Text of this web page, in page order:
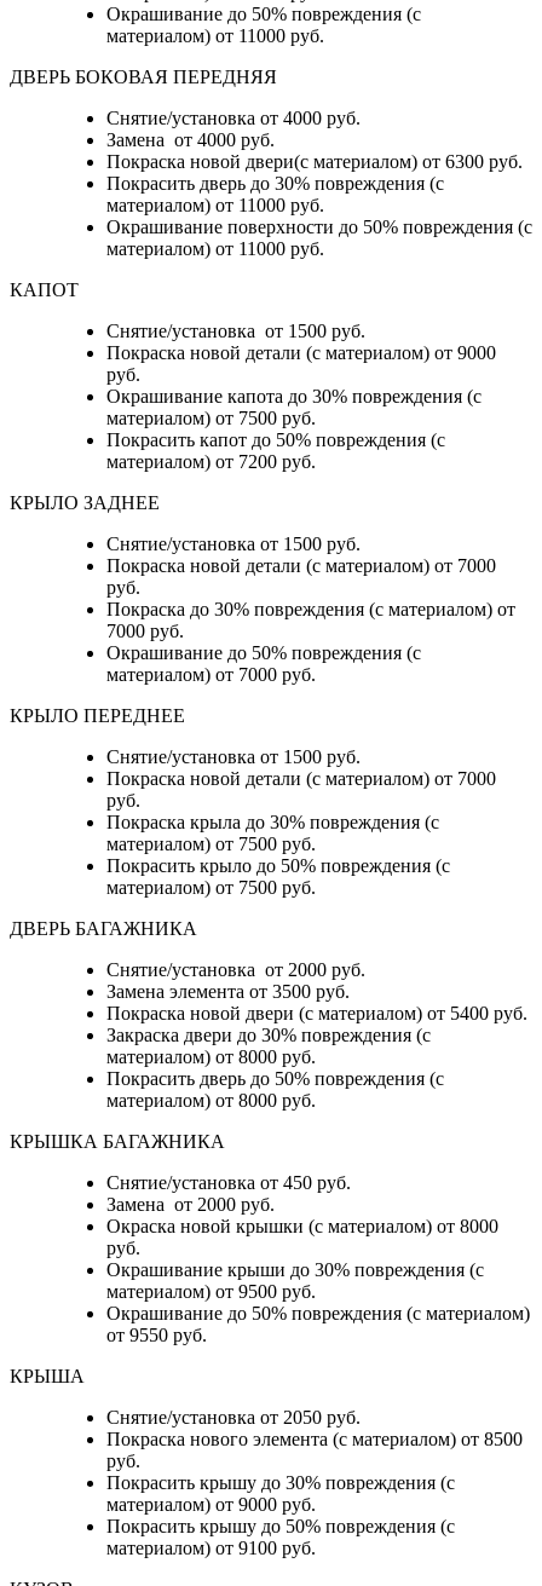
Окрашивание до 50% повреждения (с
материалом) от 11000 руб.
ДВЕРЬ БОКОВАЯ ПЕРЕДНЯЯ
Снятие/установка от 4000 руб.
Замена от 4000 руб.
Покраска новой двери(с материалом) от 6300 руб.
Покрасить дверь до 30% повреждения (с
материалом) от 11000 руб.
Окрашивание поверхности до 50% повреждения (с
материалом) от 11000 руб.
КАПОТ
Снятие/установка от 1500 руб.
Покраска новой детали (с материалом) от 9000
руб.
Окрашивание капота до 30% повреждения (с
материалом) от 7500 руб.
Покрасить капот до 50% повреждения (с
материалом) от 7200 руб.
КРЫЛО ЗАДНЕЕ
Снятие/установка от 1500 руб.
Покраска новой детали (с материалом) от 7000
руб.
Покраска до 30% повреждения (с материалом) от
7000 руб.
Окрашивание до 50% повреждения (с
материалом) от 7000 руб.
КРЫЛО ПЕРЕДНЕЕ
Снятие/установка от 1500 руб.
Покраска новой детали (с материалом) от 7000
руб.
Покраска крыла до 30% повреждения (с
материалом) от 7500 руб.
Покрасить крыло до 50% повреждения (с
материалом) от 7500 руб.
ДВЕРЬ БАГАЖНИКА
Снятие/установка от 2000 руб.
Замена элемента от 3500 руб.
Покраска новой двери (с материалом) от 5400 руб.
Закраска двери до 30% повреждения (с
материалом) от 8000 руб.
Покрасить дверь до 50% повреждения (с
материалом) от 8000 руб.
КРЫШКА БАГАЖНИКА
Снятие/установка от 450 руб.
Замена от 2000 руб.
Окраска новой крышки (с материалом) от 8000
руб.
Окрашивание крыши до 30% повреждения (с
материалом) от 9500 руб.
Окрашивание до 50% повреждения (с материалом)
от 9550 руб.
КРЫША
Снятие/установка от 2050 руб.
Покраска нового элемента (с материалом) от 8500
руб.
Покрасить крышу до 30% повреждения (с
материалом) от 9000 руб.
Покрасить крышу до 50% повреждения (с
материалом) от 9100 руб.